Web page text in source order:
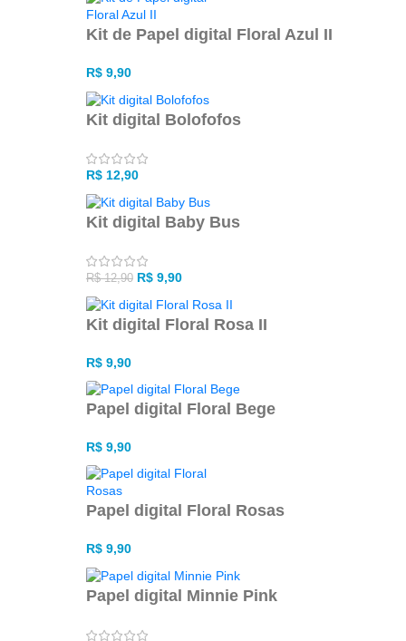
Kit de Papel digital Floral Azul II
R$9,90
Kit digital Bolofofos
R$12,90
Kit digital Baby Bus
R$12,90 R$9,90
Kit digital Floral Rosa II
R$9,90
Papel digital Floral Bege
R$9,90
Papel digital Floral Rosas
R$9,90
Papel digital Minnie Pink